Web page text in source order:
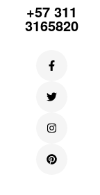
+57 311
3165820